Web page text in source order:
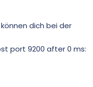
dich bei der
port 9200 after 0 ms: